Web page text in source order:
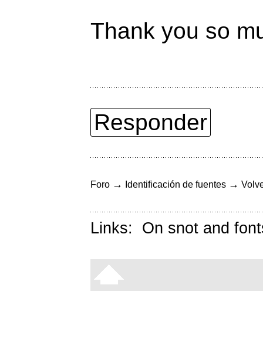
Thank you so
Responder
Foro → Identificación de fuentes →
Links: On snot and